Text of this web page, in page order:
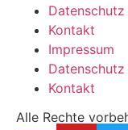
Datenschutz
Kontakt
Impressum
Datenschutz
Kontakt
Alle Rechte